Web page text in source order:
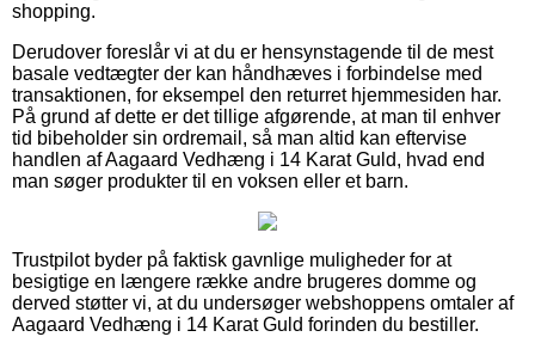
shopping.
Derudover foreslår vi at du er hensynstagende til de mest
basale vedtægter der kan håndhæves i forbindelse med
transaktionen, for eksempel den returret hjemmesiden har.
På grund af dette er det tillige afgørende, at man til enhver
tid bibeholder sin ordremail, så man altid kan eftervise
handlen af Aagaard Vedhæng i 14 Karat Guld, hvad end
man søger produkter til en voksen eller et barn.
Trustpilot byder på faktisk gavnlige muligheder for at
besigtige en længere række andre brugeres domme og
derved støtter vi, at du undersøger webshoppens omtaler af
Aagaard Vedhæng i 14 Karat Guld forinden du bestiller.